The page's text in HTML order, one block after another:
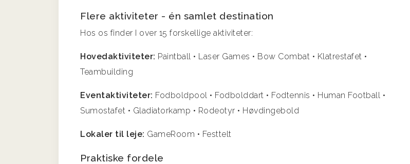
Flere aktiviteter - én samlet destination
Hos os finder I over 15 forskellige aktiviteter:
Hovedaktiviteter: Paintball • Laser Games • Bow Combat • Klatrestafet •
Teambuilding
Eventaktiviteter: Fodboldpool • Fodbolddart • Fodtennis • Human Football •
Sumostafet • Gladiatorkamp • Rodeotyr • Høvdingebold
Lokaler til leje: GameRoom • Festtelt
Praktiske fordele